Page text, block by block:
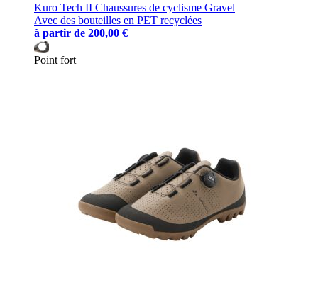
Kuro Tech II Chaussures de cyclisme Gravel
Avec des bouteilles en PET recyclées
à partir de 200,00 €
Point fort